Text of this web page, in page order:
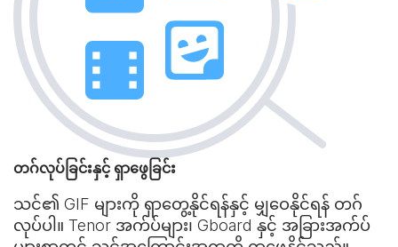
တဂ်လုပ်ခြင်းနှင့် ရှာဖွေခြင်း
သင်၏ GIF များကို ရှာတွေ့နိုင်ရန်နှင့် မျှဝေနိုင်ရန် တဂ်
လုပ်ပါ။ Tenor အက်ပ်များ၊ Gboard နှင့် အခြားအက်ပ်